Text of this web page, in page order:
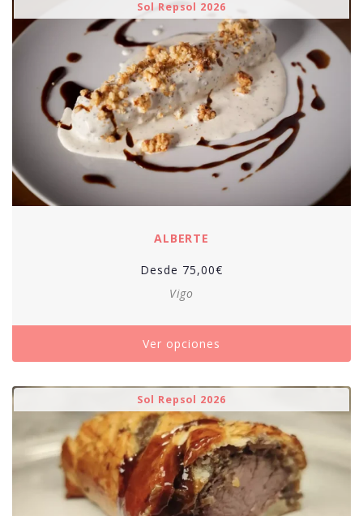
Sol Repsol 2026
ALBERTE
Desde 75,00€
Vigo
Ver opciones
Sol Repsol 2026